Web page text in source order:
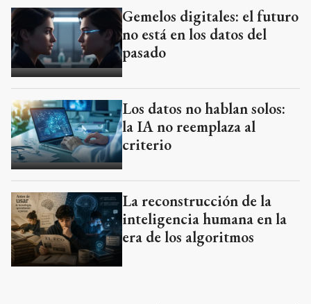
Gemelos digitales: el futuro
no está en los datos del
pasado
Los datos no hablan solos:
la IA no reemplaza al
criterio
La reconstrucción de la
inteligencia humana en la
era de los algoritmos